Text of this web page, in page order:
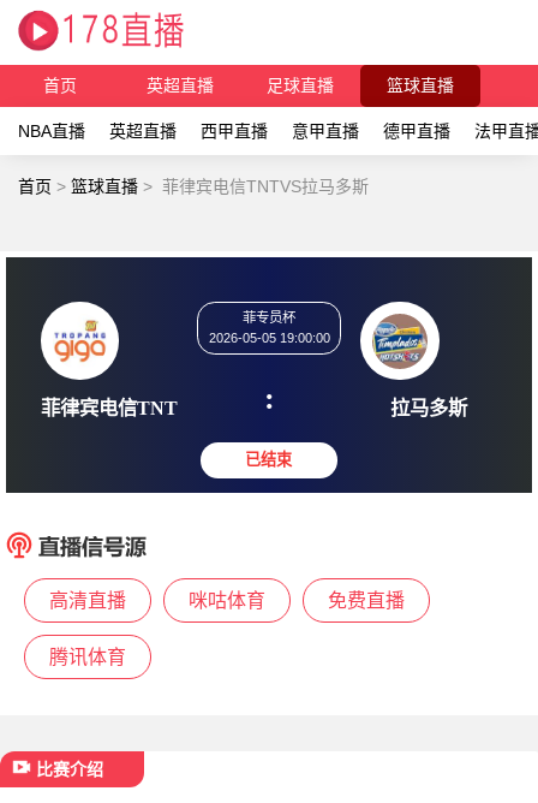
首页 英超直播 足球直播 篮球直播
NBA直播 英超直播 西甲直播 意甲直播 德甲直播 法甲直
首页 > 篮球直播 > 菲律宾电信TNTVS拉马多斯
菲律宾电信TNT
2026-05-05 19:00:00
: 拉马
高清直播 咪咕体育 免费直播
腾讯体育
比赛介绍